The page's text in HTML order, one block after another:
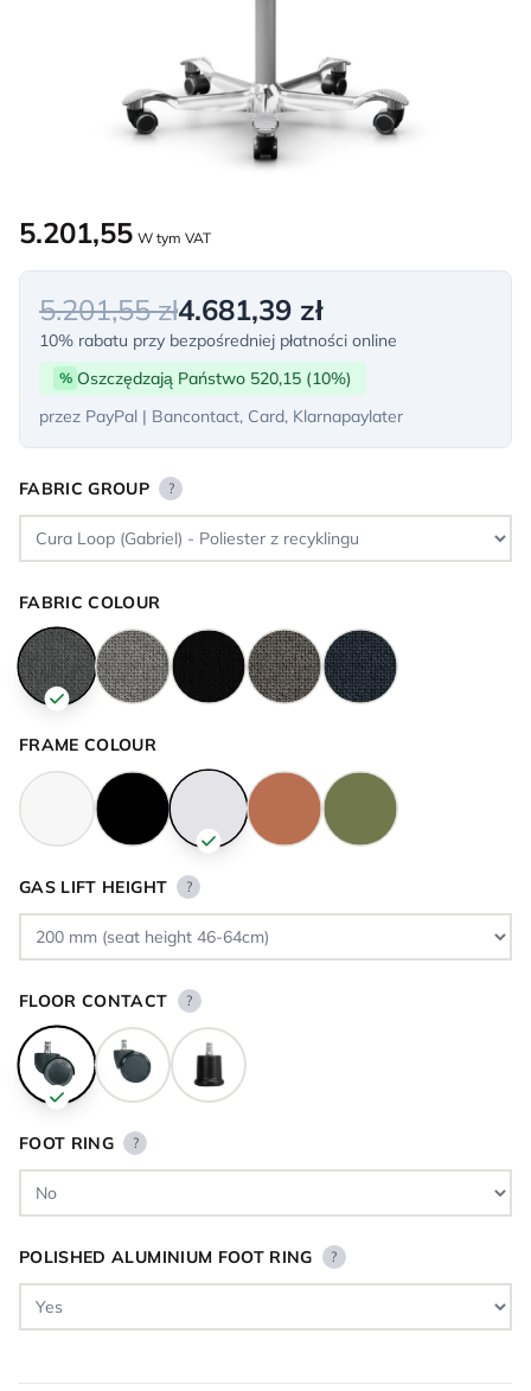
5.201,55 W tym VAT
5.201,55 zł4.681,39 zł
10% rabatu przy bezpośredniej płatności online
% Oszczędzają Państwo 520,15 (10%)
przez PayPal | Bancontact, Card, Klarnapaylater
FABRIC GROUP ?
FABRIC COLOUR
FRAME COLOUR
GAS LIFT HEIGHT ?
FLOOR CONTACT ?
FOOT RING ?
POLISHED ALUMINIUM FOOT RING ?